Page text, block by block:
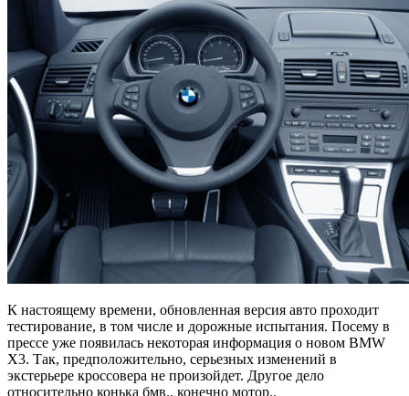
К настоящему времени, обновленная версия авто проходит
тестирование, в том числе и дорожные испытания. Посему в
прессе уже появилась некоторая информация о новом BMW
X3. Так, предположительно, серьезных изменений в
экстерьере кроссовера не произойдет. Другое дело
относительно конька бмв.. конечно мотор..